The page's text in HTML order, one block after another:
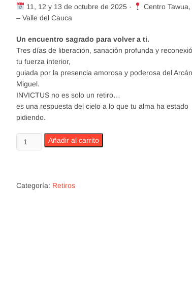
11, 12 y 13 de octubre de 2025 ·
Centro
– Valle del Cauca
Un encuentro sagrado para volver a ti.
Tres días de liberación, sanación profunda y
tu fuerza interior,
guiada por la presencia amorosa y poderosa del
Miguel.
INVICTUS no es solo un retiro…
es una respuesta del cielo a lo que tu alma ha estado
pidiendo.
Retiro
Espiritual
cantidad
Añadir al carrito
Categoría: Retiros